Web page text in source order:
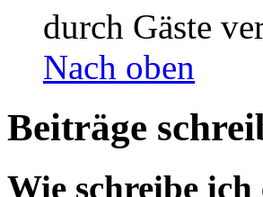
durch Gäste
Nach oben
Beiträge
Wie schreibe